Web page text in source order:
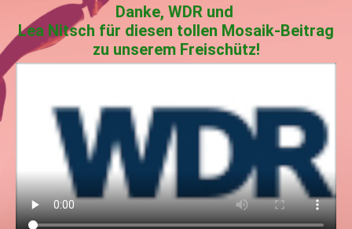
Danke, WDR und
Lea Nitsch für diesen tollen Mosaik-Beitrag
zu unserem Freischütz!